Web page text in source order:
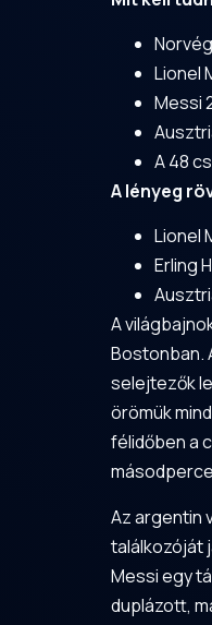
Lionel
Messi
A 48
A lényeg
Lionel
Erling
A
Bostonban.
selejtezők
örömük
félidőben a
Az argentin
találkozóját
Messi egy
duplázott,